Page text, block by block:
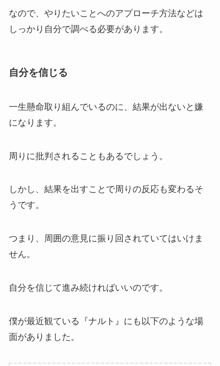
なので、 やりたいことへのアプローチ方法などは
しっかり自分で調べる必要があります。
自分を信じる
一生懸命取り組んでいるのに、結果が出ないと嫌
になります。
周りに批判されることもあるでしょう。
しかし、結果を出すことで周りの反応も変わるそ
うです。
つまり、周囲の意見に振り回されていてはいけま
せん。
自分を信じて進み続ければいいのです。
僕が最近観ている『ナルト』にも以下のような場
面がありました。